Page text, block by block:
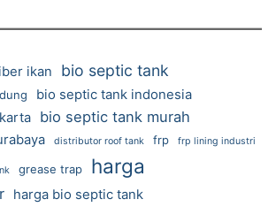
ikan bio septic tank
bio septic tank indonesia
bio septic tank murah
distributor roof tank frp frp lining industri
grease trap harga
harga bio septic tank